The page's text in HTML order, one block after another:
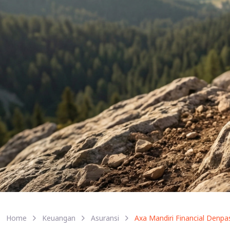
Home Keuangan Asuransi Axa Mandiri Financial